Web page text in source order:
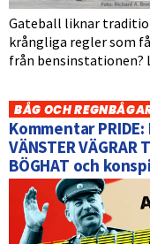
Gateball liknar
krångliga regler som
från bensinstationen?
BÅG OCH
Kommentar
VÄNSTER VÄGRAR
BÖGHAT och